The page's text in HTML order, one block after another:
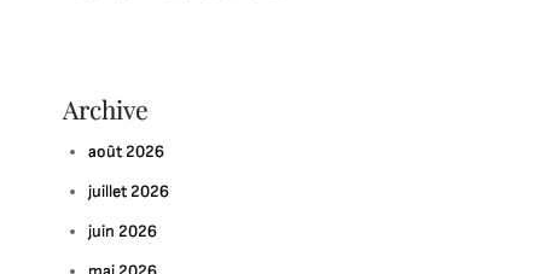
Archive
août 2026
juillet 2026
juin 2026